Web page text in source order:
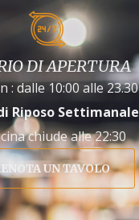
DI APERTURA
: dalle 10:00 alle 23.30
Riposo Settimanale
chiude alle 22:30
UN TAVOLO